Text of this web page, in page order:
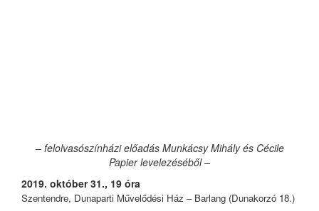
– felolvasószínházi előadás Munkácsy Mihály és Cécile
Papier levelezéséből –
2019. október 31., 19 óra
Szentendre, Dunaparti Művelődési Ház – Barlang (Dunakorzó 18.)